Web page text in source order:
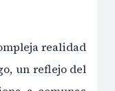
realidad
un reflejo del